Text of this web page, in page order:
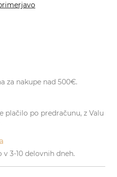
za nakupe nad 500€.
plačilo po predračunu, z Valu
3-10 delovnih dneh.